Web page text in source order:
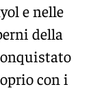
e nelle
della
con i